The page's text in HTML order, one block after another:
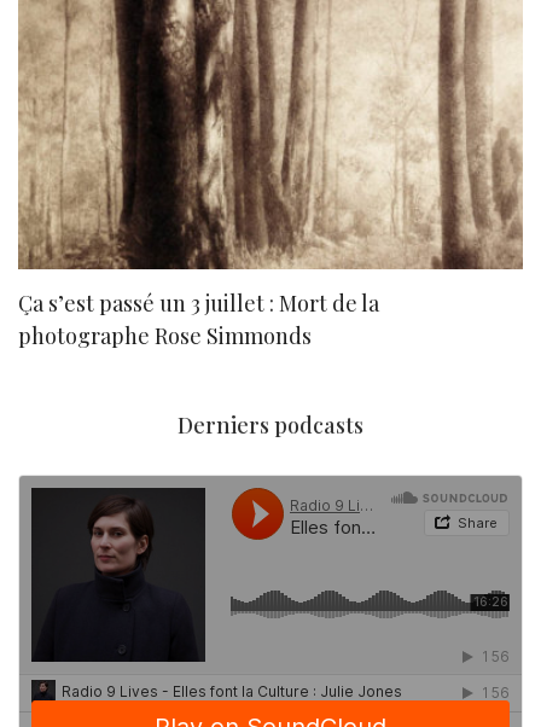
Ça s’est passé un 3 juillet : Mort de la
photographe Rose Simmonds
Derniers podcasts